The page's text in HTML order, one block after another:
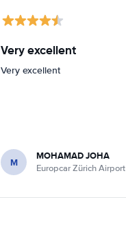
Very excellent
Very excellent
M MOHAMAD JOHA
Europcar Zürich Airport